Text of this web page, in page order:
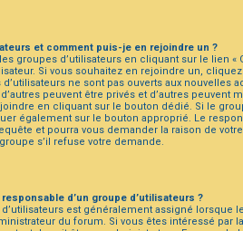
et comment puis-je en rejoindre un ?
groupes d’utilisateurs en cliquant sur le lien «
Si vous souhaitez en rejoindre un,
ne sont pas ouverts aux nouvelles
peuvent être privés et d’autres peuvent
en cliquant sur le bouton dédié. Si le
également sur le bouton approprié. Le
et pourra vous demander la raison de
s’il refuse votre demande.
d’un groupe d’utilisateurs ?
est généralement assigné lorsque
du forum. Si vous êtes intéressé par